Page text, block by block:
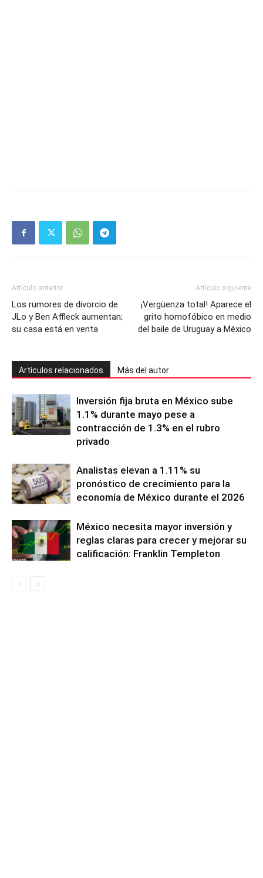
Artículo anterior
Los rumores de divorcio de
JLo y Ben Affleck aumentan;
su casa está en venta
Artículo siguiente
¡Vergüenza total! Aparece el
grito homofóbico en medio
del baile de Uruguay a México
Artículos relacionados Más del autor
Inversión fija bruta en México sube
1.1% durante mayo pese a
contracción de 1.3% en el rubro
privado
Analistas elevan a 1.11% su
pronóstico de crecimiento para la
economía de México durante el 2026
México necesita mayor inversión y
reglas claras para crecer y mejorar su
calificación: Franklin Templeton